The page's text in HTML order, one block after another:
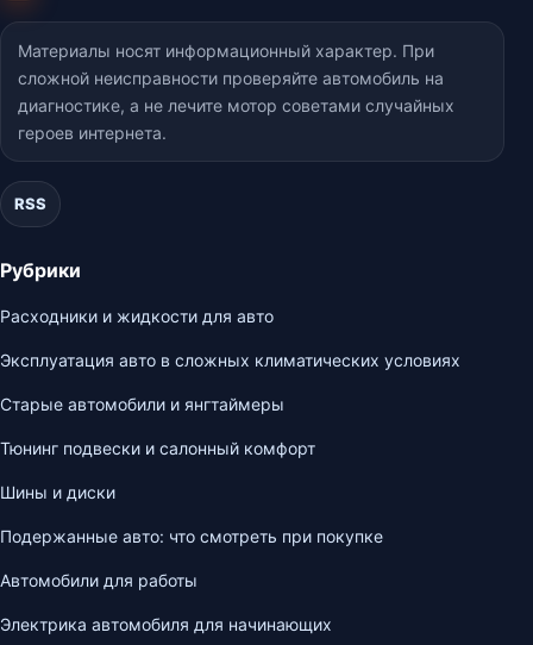
Материалы носят информационный характер. При
сложной неисправности проверяйте автомобиль на
диагностике, а не лечите мотор советами случайных
героев интернета.
RSS
Рубрики
Расходники и жидкости для авто
Эксплуатация авто в сложных климатических условиях
Старые автомобили и янгтаймеры
Тюнинг подвески и салонный комфорт
Шины и диски
Подержанные авто: что смотреть при покупке
Автомобили для работы
Электрика автомобиля для начинающих